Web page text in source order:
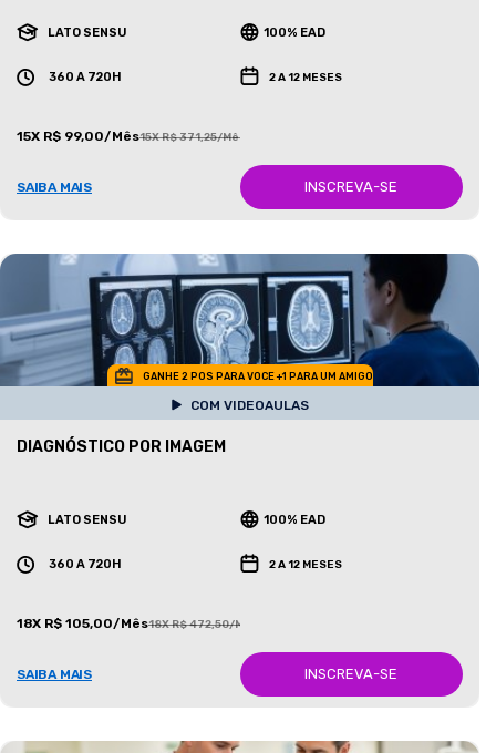
LATO SENSU 100% EAD
360 A 720H 2 A 12 MESES
15X R$ 99,00/Mês15X R$ 371,25/Mês
SAIBA MAIS INSCREVA-SE
GANHE 2 POS PARA VOCE +1 PARA UM AMIGO
COM VIDEOAULAS
DIAGNÓSTICO POR IMAGEM
LATO SENSU 100% EAD
360 A 720H 2 A 12 MESES
18X R$ 105,00/Mês18X R$ 472,50/Mês
SAIBA MAIS INSCREVA-SE